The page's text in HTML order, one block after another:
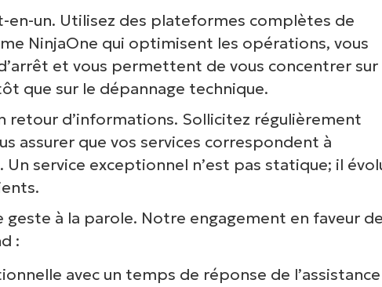
un. Utilisez des plateformes complètes de
NinjaOne qui optimisent les opérations, vous
et vous permettent de vous concentrer sur
que sur le dépannage technique.
retour d’informations. Sollicitez régulièrement
assurer que vos services correspondent à
Un service exceptionnel n’est pas statique; il
geste à la parole. Notre engagement en faveur de
:
avec un temps de réponse de l’assistance